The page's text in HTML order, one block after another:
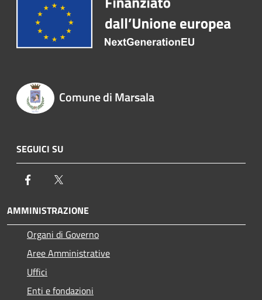
Comune di Marsala
SEGUICI SU
Facebook
AMMINISTRAZIONE
Organi di Governo
Aree Amministrative
Uffici
Enti e fondazioni